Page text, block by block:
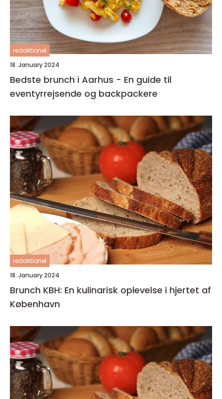
redaktionel
18. January 2024
Bedste brunch i Aarhus - En guide til
eventyrrejsende og backpackere
redaktionel
18. January 2024
Brunch KBH: En kulinarisk oplevelse i hjertet af
København